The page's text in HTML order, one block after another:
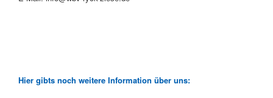
Hier gibts noch weitere Information über uns: